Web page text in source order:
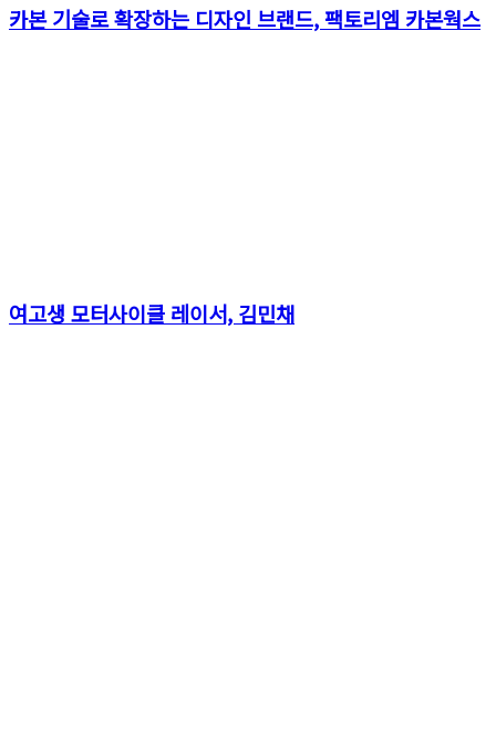
카본 기술로 확장하는 디자인 브랜드, 팩토리엠 카본웍스
여고생 모터사이클 레이서, 김민채